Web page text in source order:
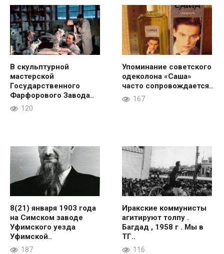
В скульптурной
мастерской
Государственного
Фарфорового Завода..
120
Упоминание советского
одеколона «Саша»
часто сопровождается..
167
8(21) января 1903 года
на Симском заводе
Уфимского уезда
Уфимской..
187
Иракские коммунисты
агитируют толпу .
Багдад , 1958 г . Мы в
ТГ..
116